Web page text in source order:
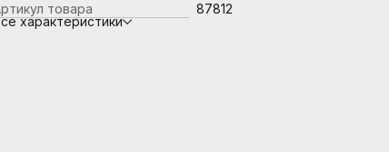
товара
87812
характеристики